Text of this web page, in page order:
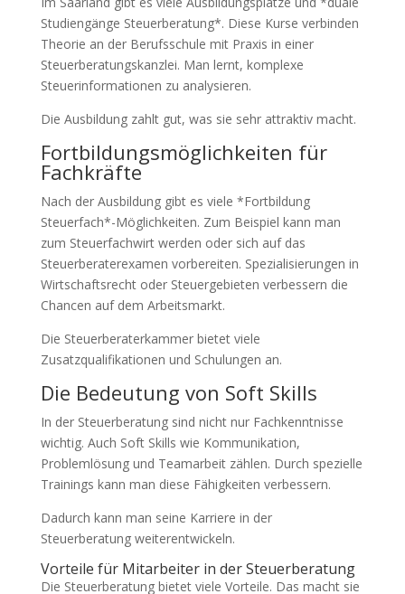
Studiengänge Steuerberatung*. Diese Kurse verbinden
Theorie an der Berufsschule mit Praxis in einer
Steuerberatungskanzlei. Man lernt, komplexe
Steuerinformationen zu analysieren.
Die Ausbildung zahlt gut, was sie sehr attraktiv macht.
Fortbildungsmöglichkeiten für
Fachkräfte
Nach der Ausbildung gibt es viele *Fortbildung
Steuerfach*-Möglichkeiten. Zum Beispiel kann man
zum Steuerfachwirt werden oder sich auf das
Steuerberaterexamen vorbereiten. Spezialisierungen in
Wirtschaftsrecht oder Steuergebieten verbessern die
Chancen auf dem Arbeitsmarkt.
Die Steuerberaterkammer bietet viele
Zusatzqualifikationen und Schulungen an.
Die Bedeutung von Soft Skills
In der Steuerberatung sind nicht nur Fachkenntnisse
wichtig. Auch Soft Skills wie Kommunikation,
Problemlösung und Teamarbeit zählen. Durch spezielle
Trainings kann man diese Fähigkeiten verbessern.
Dadurch kann man seine Karriere in der
Steuerberatung weiterentwickeln.
Vorteile für Mitarbeiter in der Steuerberatung
Die Steuerberatung bietet viele Vorteile. Das macht sie